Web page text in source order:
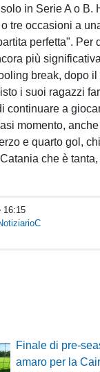
in Serie A o B.
tre occasioni a
perfetta". Per
più
break, dopo il
i suoi ragazzi
continuare a
momento,
e quarto gol,
che è tanta,
16:15
Finale di pre-
amaro per la